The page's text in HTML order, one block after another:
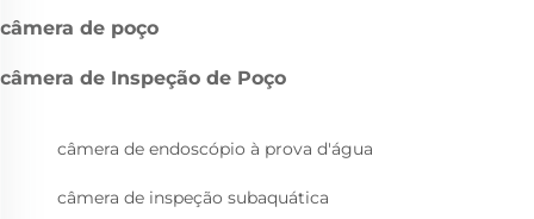
câmera de poço
câmera de Inspeção de Poço
câmera de endoscópio à prova d'água
câmera de inspeção subaquática